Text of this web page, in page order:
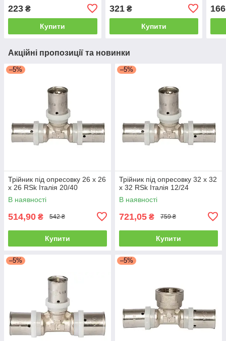
223 ₴
Купити
321₴
Купити
166
Акційні пропозиції та новинки
–5%
Трійник під опресовку 26 х 26
х 26 RSk Італія 20/40
В наявності
514,90 ₴ 542 ₴
Купити
–5%
Трійник під опресовку 32 х 32
х 32 RSk Італія 12/24
В наявності
721,05 ₴ 759 ₴
Купити
–5% –5%